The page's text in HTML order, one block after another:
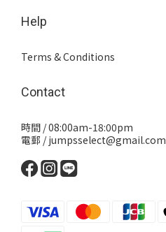
Help
Terms & Conditions
Contact
時間 / 08:00am-18:00pm
電郵 / jumpsselect@gmail.com